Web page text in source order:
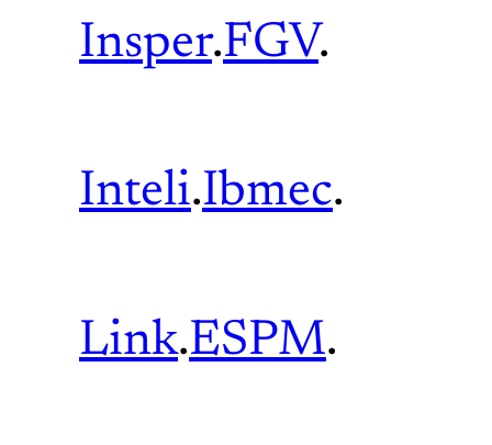
Insper.FGV.
Inteli.Ibmec.
Link.ESPM.